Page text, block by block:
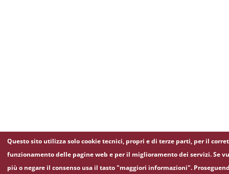
Questo sito utilizza solo cookie tecnici, propri e di terze parti, per il
funzionamento delle pagine web e per il miglioramento dei servizi. Se
più o negare il consenso usa il tasto "maggiori informazioni".